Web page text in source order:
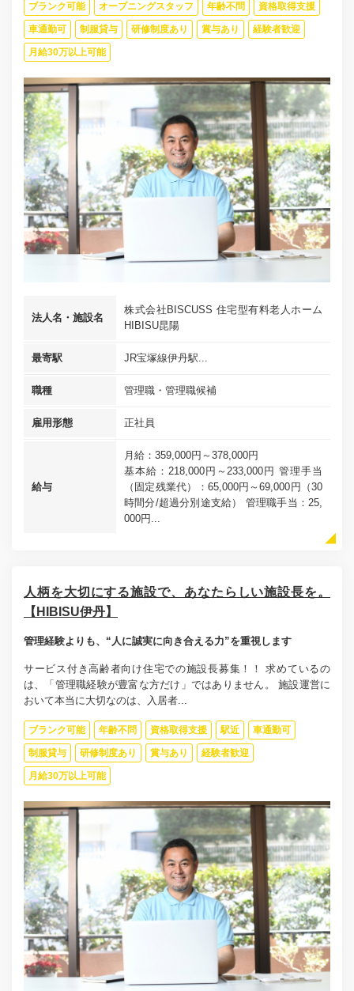
ブランク可能 オープニングスタッフ 年齢不問 資格取得支援
車通勤可 制服貸与 研修制度あり 賞与あり 経験者歓迎
月給30万以上可能
法人名・施設名
株式会社BISCUSS 住宅型有料老人ホーム
HIBISU昆陽
最寄駅 JR宝塚線伊丹駅...
職種 管理職・管理職候補
雇用形態 正社員
給与
月給：359,000円～378,000円
基本給：218,000円～233,000円 管理手当
（固定残業代）：65,000円～69,000円（30
時間分/超過分別途支給） 管理職手当：25,
000円...
人柄を大切にする施設で、あなたらしい施設長を。
【HIBISU伊丹】
管理経験よりも、“人に誠実に向き合える力”を重視します
サービス付き高齢者向け住宅での施設長募集！！ 求めているの
は、「管理職経験が豊富な方だけ」ではありません。 施設運営に
おいて本当に大切なのは、入居者...
ブランク可能 年齢不問 資格取得支援 駅近 車通勤可
制服貸与 研修制度あり 賞与あり 経験者歓迎
月給30万以上可能